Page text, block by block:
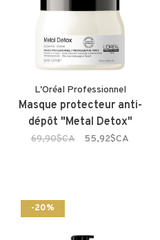
L'Oréal Professionnel
Masque protecteur anti-
dépôt "Metal Detox"
69,90$CA 55,92$CA
-20%